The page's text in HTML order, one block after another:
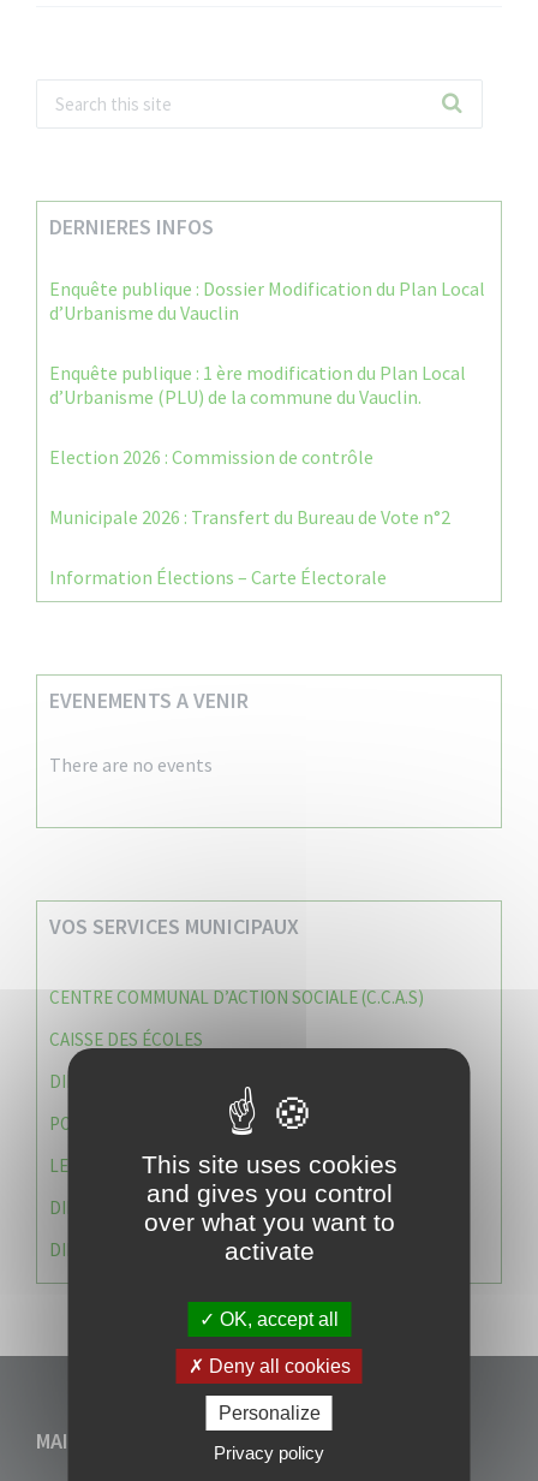
DERNIERES INFOS
Enquête publique : Dossier Modification du Plan Local
d’Urbanisme du Vauclin
Enquête publique : 1 ère modification du Plan Local
d’Urbanisme (PLU) de la commune du Vauclin.
Election 2026 : Commission de contrôle
Municipale 2026 : Transfert du Bureau de Vote n°2
Information Élections – Carte Électorale
EVENEMENTS A VENIR
There are no events
VOS SERVICES MUNICIPAUX
CENTRE COMMUNAL D’ACTION SOCIALE (C.C.A.S)
CAISSE DES ÉCOLES
DIRECTION DES SERVICES TECHNIQUES
POLICE MUNICIPALE
LE CABINET DU MAIRE
DIRECTION DES RESSOURCES ET MOYENS
DIRECTION DU DEVELLOPPEMENT URBAIN DURABL
MAIRIE DU VAUCLIN
This site uses cookies
and gives you control
over what you want to
activate
OK, accept all
Deny all cookies
Personalize
Privacy policy